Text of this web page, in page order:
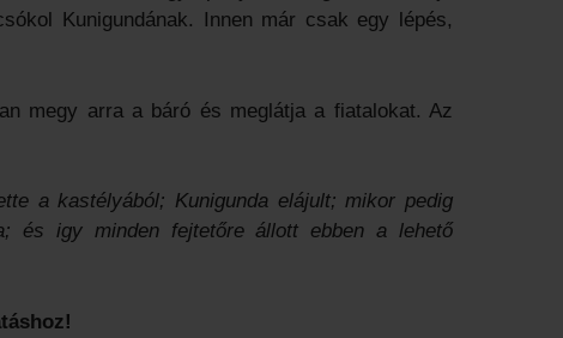
Kunigundának. Innen már csak egy lépés,
megy arra a báró és meglátja a fiatalokat. Az
a kastélyából; Kunigunda elájult; mikor pedig
és igy minden fejtetőre állott ebben a lehető